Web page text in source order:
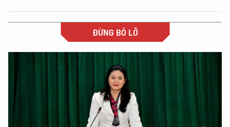
ĐỪNG BỎ LỠ